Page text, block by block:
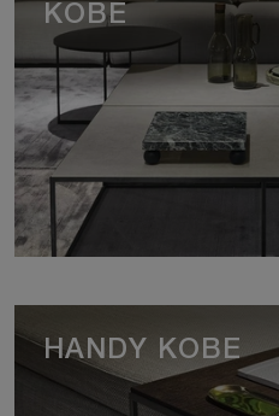
KOBE
HANDY KOBE